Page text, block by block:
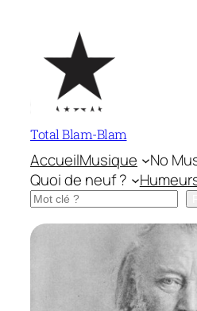
contenu
Total Blam-Blam
AccueilMusique
No
Quoi de neuf ?
Rechercher